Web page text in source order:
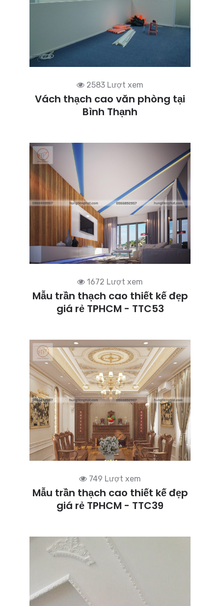
2583 Lượt xem
Vách thạch cao văn phòng tại
Bình Thạnh
1672 Lượt xem
Mẫu trần thạch cao thiết kế đẹp
giá rẻ TPHCM - TTC53
749 Lượt xem
Mẫu trần thạch cao thiết kế đẹp
giá rẻ TPHCM - TTC39